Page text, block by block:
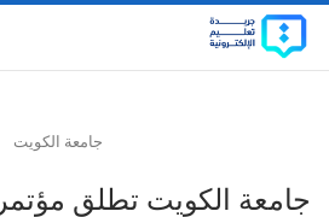
جامعة الكويت
جامعة الكويت تطلق